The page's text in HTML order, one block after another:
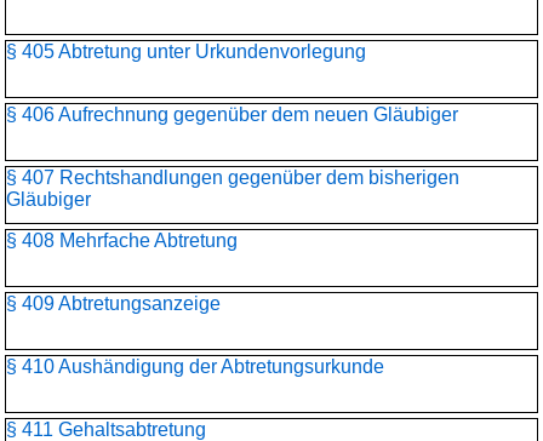
§ 405 Abtretung unter Urkundenvorlegung
§ 406 Aufrechnung gegenüber dem neuen Gläubiger
§ 407 Rechtshandlungen gegenüber dem bisherigen
Gläubiger
§ 408 Mehrfache Abtretung
§ 409 Abtretungsanzeige
§ 410 Aushändigung der Abtretungsurkunde
§ 411 Gehaltsabtretung